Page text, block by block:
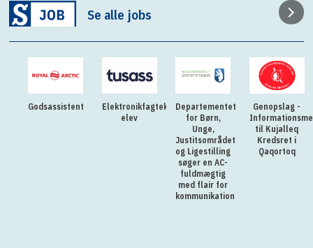
Se alle jobs
Godsassistent
Elektronikfagtekniker
elev
Departementet
for Børn,
Unge,
Justitsområdet
og Ligestilling
søger en AC-
fuldmægtig
med flair for
kommunikation
Genopslag -
til Kujalleq
Kredsret i
Qaqortoq